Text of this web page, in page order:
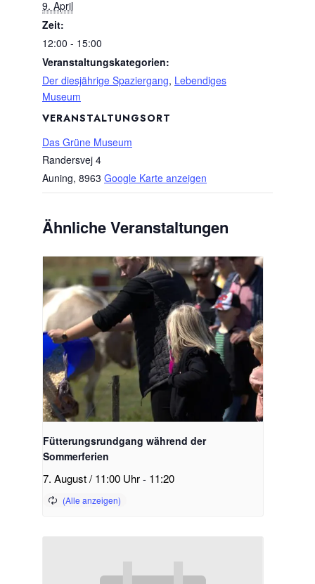
9. April
Zeit:
12:00 - 15:00
Veranstaltungskategorien:
Der diesjährige Spaziergang, Lebendiges
Museum
VERANSTALTUNGSORT
Das Grüne Museum
Randersvej 4
Auning, 8963 Google Karte anzeigen
Ähnliche Veranstaltungen
Fütterungsrundgang während der
Sommerferien
7. August / 11:00 Uhr- 11:20